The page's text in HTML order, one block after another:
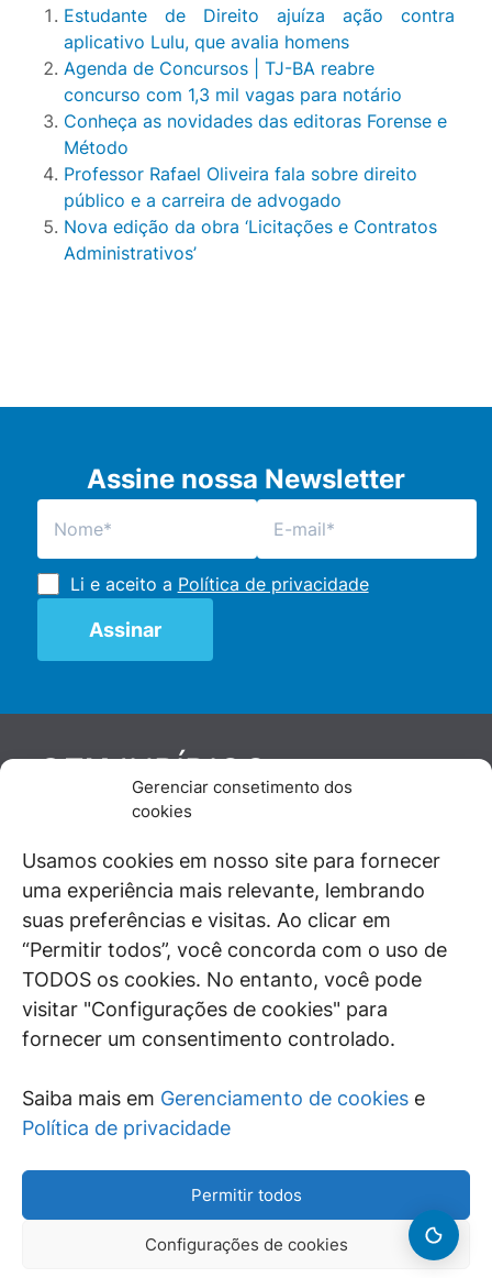
Gerenciar consetimento dos
cookies
Usamos cookies em nosso site para fornecer
uma experiência mais relevante, lembrando
suas preferências e visitas. Ao clicar em
“Permitir todos”, você concorda com o uso de
TODOS os cookies. No entanto, você pode
visitar "Configurações de cookies" para
fornecer um consentimento controlado.
Saiba mais em Gerenciamento de cookies e
Política de privacidade
Permitir todos
Configurações de cookies
Estudante de Direito ajuíza ação contra
aplicativo Lulu, que avalia homens
Agenda de Concursos | TJ-BA reabre
concurso com 1,3 mil vagas para notário
Conheça as novidades das editoras Forense e
Método
Professor Rafael Oliveira fala sobre direito
público e a carreira de advogado
Nova edição da obra ‘Licitações e Contratos
Administrativos’
Assine nossa Newsletter
Li e aceito a Política de privacidade
GENJURÍDICO
De maneira independente, os autores e
juristas e doutrinadores nacionais, se posicionam
diante de questões relevantes do cotidiano e
universo jurídico.
SIGA